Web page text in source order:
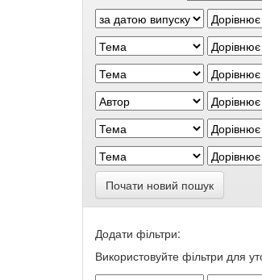
Почати новий пошук
Додати фільтри:
Використовуйте фільтри для